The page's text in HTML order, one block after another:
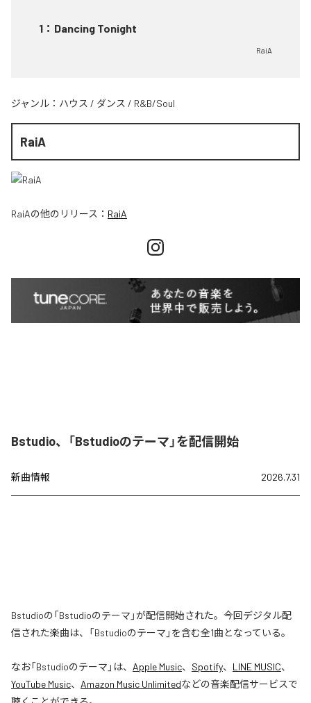
1 ： Dancing Tonight
RaiA
ジャンル： ハウス / ダンス / R&B/Soul
RaiA
RaiAの他のリリース： RaiA
Bstudio、「Bstudioのテーマ」を配信開始
新曲情報 2026.7.31
Bstudioの「Bstudioのテーマ」が配信開始された。今回デジタル配
信された楽曲は、「Bstudioのテーマ」を含む全1曲となっている。
なお「Bstudioのテーマ 」は、 Apple Music、 Spotify、 LINE MUSIC、
YouTube Music、 Amazon Music Unlimitedなどの音楽配信サービスで